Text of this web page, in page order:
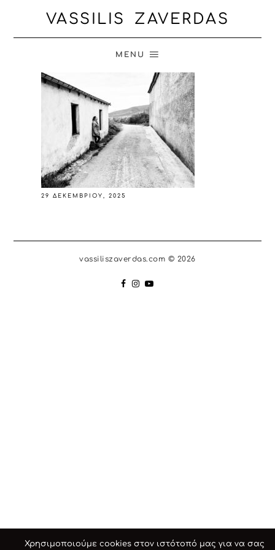
VASSILIS ZAVERDAS
MENU
29 ΔΕΚΕΜΒΡΊΟΥ, 2025
vassiliszaverdas.com © 2026
Χρησιμοποιούμε cookies στον ιστότοπό μας για να σας